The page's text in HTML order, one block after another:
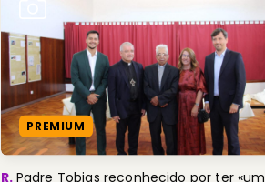
PREMIUM
R. Padre Tobias reconhecido por ter «um